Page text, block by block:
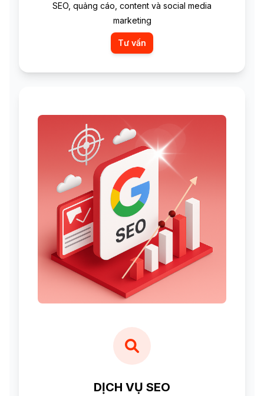
SEO, quảng cáo, content và social media
marketing
Tư vấn
DỊCH VỤ SEO